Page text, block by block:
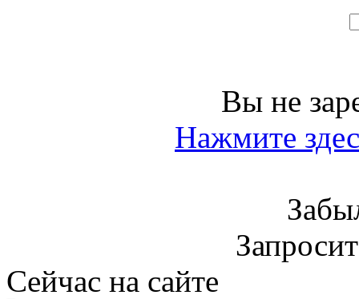
Вы не
Нажмите
Сейчас на сайте